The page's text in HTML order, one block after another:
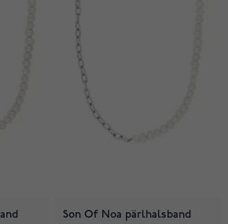
Son Of Noa pärlhalsband